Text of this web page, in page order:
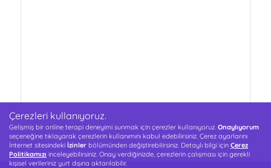
Çerezleri kullanıyoruz.
Gelişmiş bir online terapi deneyimi sunmak için çerezler kullanıyoruz. Onaylıyorum
seçeneğine tıklayarak çerezlerin kullanımını kabul edebilirsiniz. Çerez ayarlarını
İnternet sitesindeki İzinler bölümünden değiştirebilirsiniz. Detaylı bilgi için Çerez
Politikamızı inceleyebilirsiniz. Onay verdiğinizde, çerezlerin çalışması için gerekli
kişisel verileriniz yurt dışına aktarılabilir.